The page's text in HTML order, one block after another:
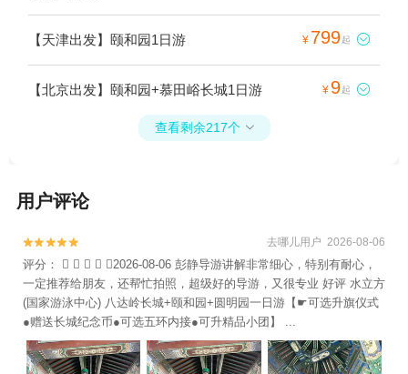
【天津出发】颐和园1日游 ¥ 799起 
【北京出发】颐和园+慕田峪长城1日游 ¥ 9起 
查看剩余217个 
用户评论

 去哪儿用户 2026-08-06
评分：     2026-08-06 彭静导游讲解非常细心，特别有耐心，
一定推荐给朋友，还帮忙拍照，超级好的导游，又很专业 好评 水立方
(国家游泳中心) 八达岭长城+颐和园+圆明园一日游【☛可选升旗仪式
●赠送长城纪念币●可选五环内接●可升精品小团】 ...